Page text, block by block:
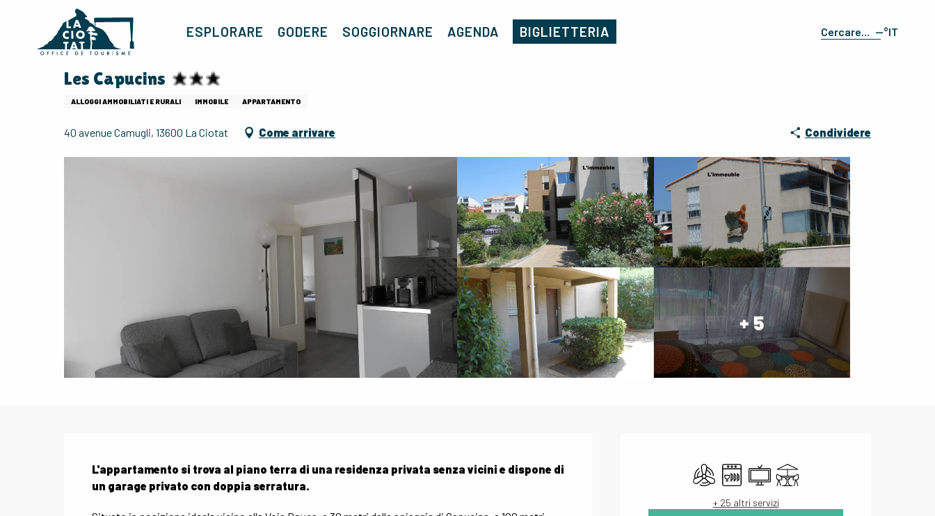
--°IT
ESPLORARE GODERE SOGGIORNARE AGENDA BIGLIETTERIA
Les Capucins
Les Capucins
ALLOGGI AMMOBILIATI E RURALI IMMOBILE APPARTAMENTO
40 avenue Camugli, 13600 La Ciotat Come arrivare Condividere
+ 5
Aria condizionata
Lavastoviglie
Televisione
Terrazza
+ 25 altri servizi
L'appartamento si trova al piano terra di una residenza privata senza vicini e dispone di
un garage privato con doppia serratura.